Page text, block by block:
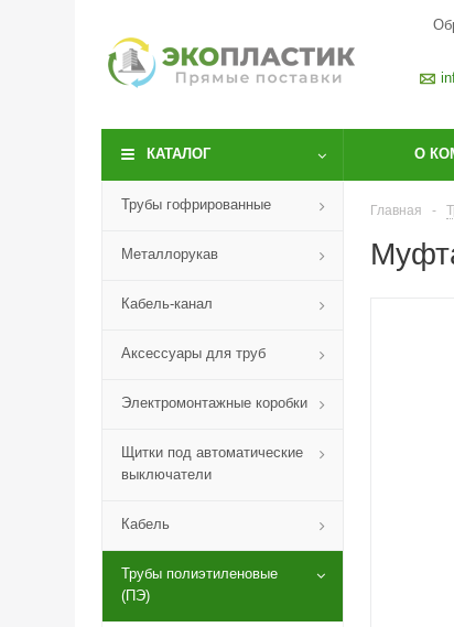
КАТАЛОГ О
Трубы гофрированные
Металлорукав
Кабель-канал
Аксессуары для труб
Электромонтажные коробки
Щитки под автоматические
выключатели
Кабель
Трубы полиэтиленовые
(ПЭ)
Главная -